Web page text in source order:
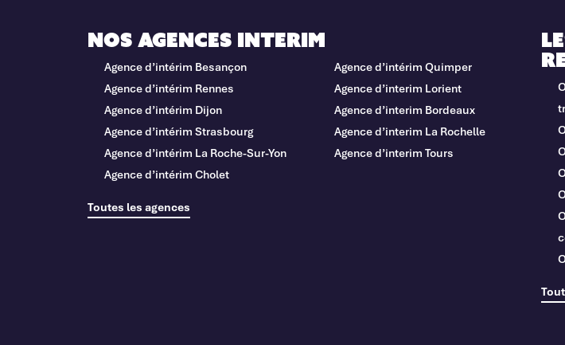
Nos agences interim
Agence d’intérim Besançon
Agence d’intérim Rennes
Agence d’intérim Dijon
Agence d’intérim Strasbourg
Agence d’intérim La Roche-Sur-Yon
Agence d’intérim Cholet
Agence d’intérim Quimper
Agence d’interim Lorient
Agence d’interim Bordeaux
Agence d’interim La Rochelle
Agence d’interim Tours
Toutes les agences